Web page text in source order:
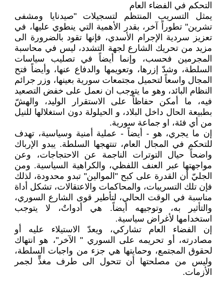
التحكم في الفضاء العام
يمثل التسريب المنتظم لتسجيلات "صيدنايا ومشفى
تشرين" تطوراً آخر، بقدر الأهمية التي ينطوي عليها، في
تعزيز سردية الإجرام الأسدي، فإنها تقود بالضرورة الى
مزيد من تحريك الشارع لجهة التشدد، ليس في محاسبة
المجرمين فحسب، وإنما أيضاً في تصليب سياسات
السلطة، وشدّ إزرها، وتعويمها والدفاع عنها، وأيضاً فتح
المجال واسعاً لتحميل مجتمعات سورية بعينها، وزر جرائم
النظام البائد، وهو ما يتوجب ان نعمل على خفض التصعيد
فيه، ما أمكن حفاظاً على الاستقرار الوليد، والهشّ
بطبيعة الحال داخل البلاد، و الحيلولة دون استغلالها للنيل
من أي فئة، او جماعة سورية.
إن ما يجري، هو - أيضاً - عملية أمنية وسياسية، تهدف
للتحكم في المجال العام، تنتهجها السلطة. يبدو الإرباك
واضحاً حيال التوترات الناجمة عن الاحتجاجات، وعن
مواجهتها عبر العنف اللفظي، والكراهية السياسية. ومن
الجليّ أن القدرة على كبح "الموالين" تبدو محدودة، لذلك
فإن تلك التسريبات، والمحاكمات والاعتقالات، تشكل أداة
مناسبة في الوقت الحالي، لتأطير قوى الشارع السوري،
والتأثير به، وتوجيهه أيضاً. هي أدواتٌ، لا يتوجب
استخدامها لأغراض سياسية.
إن الفضاء العام تشاركي، ويعدّ الاستيلاء عليه أو
مصادرته، أو تحريمه على السوري " الآخر"، هو انتهاك
لحقوق المجتمع، وحمايتها هي جزء من واجبات السلطة،
وليس من مصلحتها أن تتحول الى طرف مغذٍّ لجمر
الأزمات.